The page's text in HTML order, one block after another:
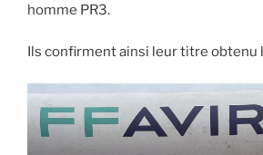
homme PR3.
Ils confirment ainsi leur titre obtenu